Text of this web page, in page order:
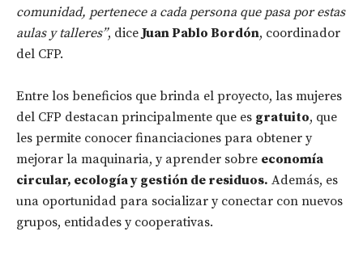
comunidad, pertenece a cada persona que pasa por estas
aulas y talleres”, dice Juan Pablo Bordón, coordinador
del CFP.
Entre los beneficios que brinda el proyecto, las mujeres
del CFP destacan principalmente que es gratuito, que
les permite conocer financiaciones para obtener y
mejorar la maquinaria, y aprender sobre economía
circular, ecología y gestión de residuos. Además, es
una oportunidad para socializar y conectar con nuevos
grupos, entidades y cooperativas.